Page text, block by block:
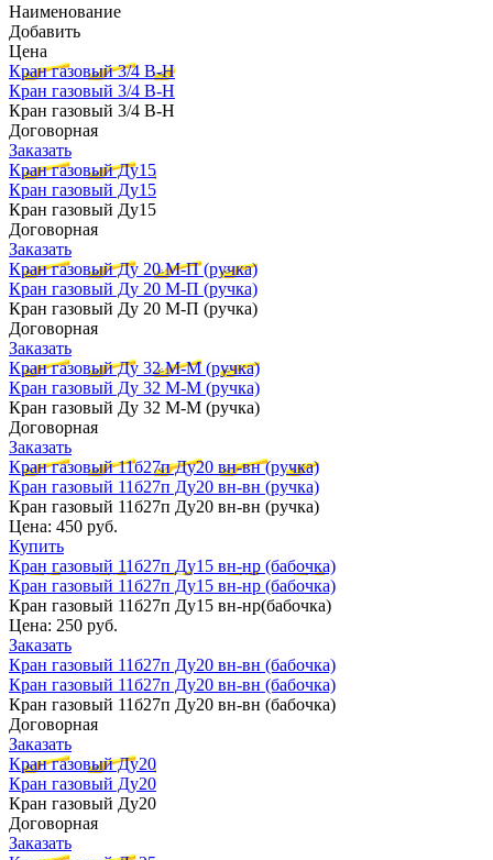
Наименование
Добавить
Цена
Кран газовый 3/4 В-Н
Кран газовый 3/4 В-Н
Кран газовый 3/4 В-Н
Договорная
Заказать
Кран газовый Ду15
Кран газовый Ду15
Кран газовый Ду15
Договорная
Заказать
Кран газовый Ду 20 М-П (ручка)
Кран газовый Ду 20 М-П (ручка)
Кран газовый Ду 20 М-П (ручка)
Договорная
Заказать
Кран газовый Ду 32 М-М (ручка)
Кран газовый Ду 32 М-М (ручка)
Кран газовый Ду 32 М-М (ручка)
Договорная
Заказать
Кран газовый 11б27п Ду20 вн-вн (ручка)
Кран газовый 11б27п Ду20 вн-вн (ручка)
Кран газовый 11б27п Ду20 вн-вн (ручка)
Цена: 450 руб.
Купить
Кран газовый 11б27п Ду15 вн-нр (бабочка)
Кран газовый 11б27п Ду15 вн-нр (бабочка)
Кран газовый 11б27п Ду15 вн-нр(бабочка)
Цена: 250 руб.
Заказать
Кран газовый 11б27п Ду20 вн-вн (бабочка)
Кран газовый 11б27п Ду20 вн-вн (бабочка)
Кран газовый 11б27п Ду20 вн-вн (бабочка)
Договорная
Заказать
Кран газовый Ду20
Кран газовый Ду20
Кран газовый Ду20
Договорная
Заказать